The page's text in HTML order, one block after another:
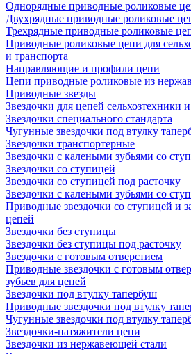
Однорядные приводные роликовые
Двухрядные приводные роликовые
Трехрядные приводные роликовые
Приводные роликовые цепи для
и транспорта
Направляющие и профили цепи
Цепи приводные роликовые из
Приводные звезды
Звездочки для цепей сельхозтехники
Звездочки специального стандарта
Чугунные звездочки под втулку
Звездочки транспортерные
Звездочки с калеными зубьями со
Звездочки со ступицей
Звездочки со ступицей под расточку
Звездочки с калеными зубьями со
Приводные звездочки со ступицей и
цепей
Звездочки без ступицы
Звездочки без ступицы под расточку
Звездочки с готовым отверстием
Приводные звездочки с готовым
зубьев для цепей
Звездочки под втулку тапербуш
Приводные звездочки под втулку
Чугунные звездочки под втулку
Звездочки-натяжители цепи
Звездочки из нержавеющей стали